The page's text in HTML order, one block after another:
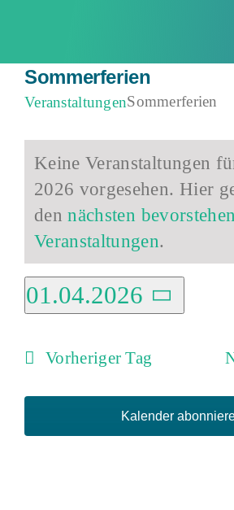
Sommerferien
VeranstaltungenSommerferien
Veranstaltungen
für
1.
April
2026
Hinweis
Keine Veranstaltungen
2026 vorgesehen. Hier
dennächsten
Veranstaltungen.
01.04.2026
wählen.
Vorheriger Tag
Kalender